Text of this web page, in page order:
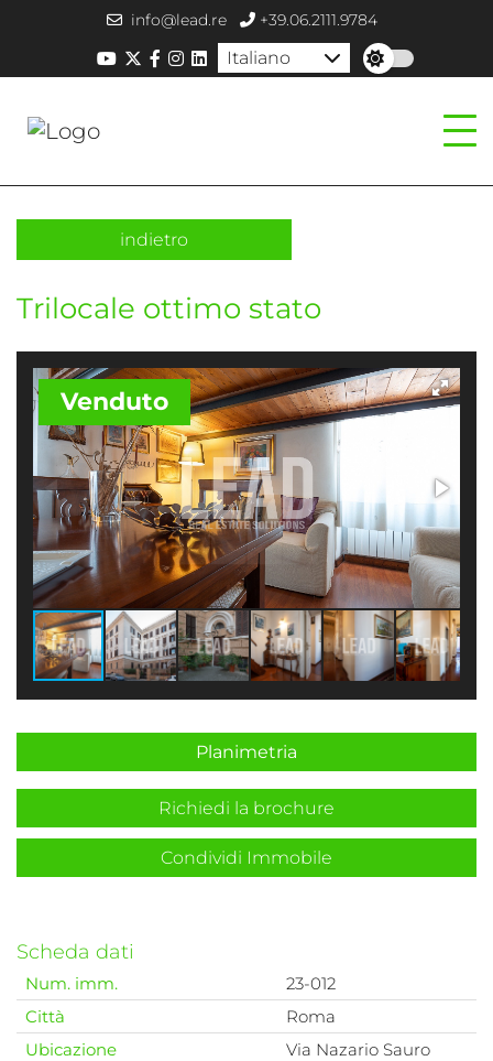
info@lead.re +39.06.2111.9784
Italiano
indietro
Trilocale ottimo stato
Venduto
Planimetria
Richiedi la brochure
Condividi Immobile
Scheda dati
Num. imm.
23-012
Città
Roma
Ubicazione
Via Nazario Sauro